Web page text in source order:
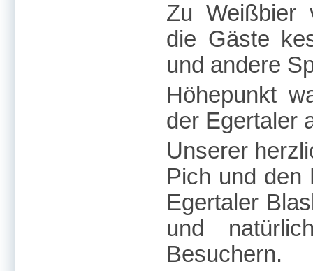
Zu Weißbier
die Gäste
und andere
Höhepunkt
der Egertaler
Unserer
Pich und den
Egertaler
und
Besuchern.